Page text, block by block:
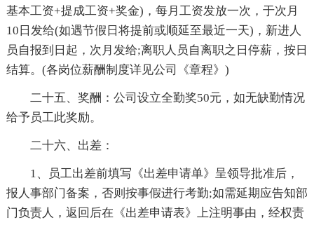
基本工资+提成工资+奖金)，每月工资发放一次，于次月
10日发给(如遇节假日将提前或顺延至最近一天)，新进人
员自报到日起，次月发给;离职人员自离职之日停薪，按日
结算。(各岗位薪酬制度详见公司《章程》)
二十五、奖酬：公司设立全勤奖50元，如无缺勤情况
给予员工此奖励。
二十六、出差：
1、员工出差前填写《出差申请单》呈领导批准后，
报人事部门备案，否则按事假进行考勤;如需延期应告知部
门负责人，返回后在《出差申请表》上注明事由，经权责